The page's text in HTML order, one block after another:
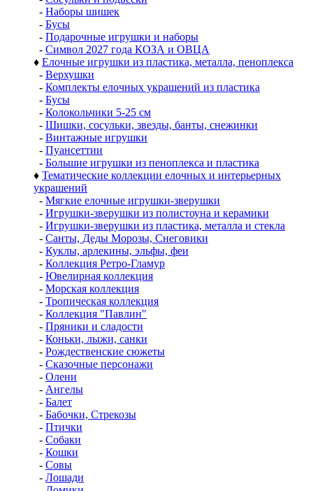
- Наборы шишек
- Бусы
- Подарочные игрушки и наборы
- Символ 2027 года КОЗА и ОВЦА
♦ Елочные игрушки из пластика, металла, пеноплекса
- Верхушки
- Комплекты елочных украшений из пластика
- Бусы
- Колокольчики 5-25 см
- Шишки, сосульки, звезды, банты, снежинки
- Винтажные игрушки
- Пуансеттии
- Большие игрушки из пеноплекса и пластика
♦ Тематические коллекции елочных и интерьерных
украшений
- Мягкие елочные игрушки-зверушки
- Игрушки-зверушки из полистоуна и керамики
- Игрушки-зверушки из пластика, металла и стекла
- Санты, Деды Морозы, Снеговики
- Куклы, арлекины, эльфы, феи
- Коллекция Ретро-Гламур
- Ювелирная коллекция
- Морская коллекция
- Тропическая коллекция
- Коллекция "Павлин"
- Пряники и сладости
- Коньки, лыжи, санки
- Рождественские сюжеты
- Сказочные персонажи
- Олени
- Ангелы
- Балет
- Бабочки, Стрекозы
- Птички
- Собаки
- Кошки
- Совы
- Лошади